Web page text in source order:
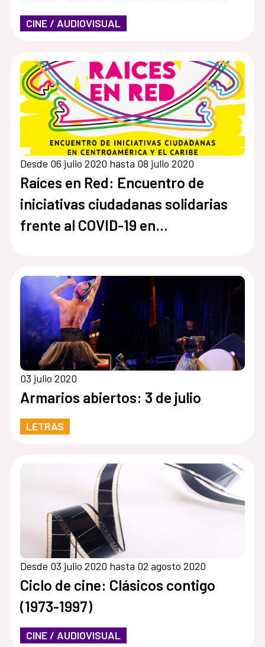
CINE / AUDIOVISUAL
Desde 06 julio 2020 hasta 08 julio 2020
Raíces en Red: Encuentro de
iniciativas ciudadanas solidarias
frente al COVID-19 en
03 julio 2020
Armarios abiertos: 3 de julio
LETRAS
Desde 03 julio 2020 hasta 02 agosto 2020
Ciclo de cine: Clásicos contigo
(1973-1997)
CINE / AUDIOVISUAL